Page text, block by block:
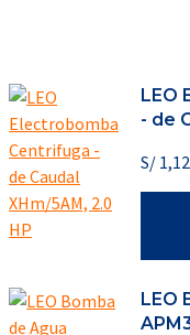
LEO
- de
S/
LEO